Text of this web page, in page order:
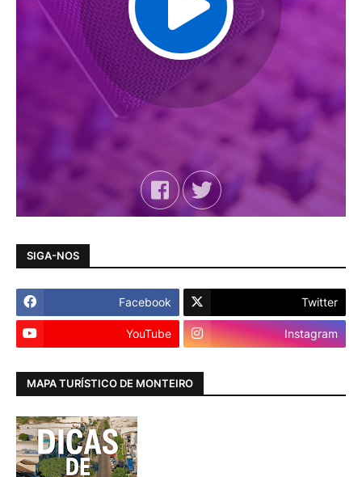
SIGA-NOS
Facebook Twitter
YouTube Instagram
MAPA TURÍSTICO DE MONTEIRO